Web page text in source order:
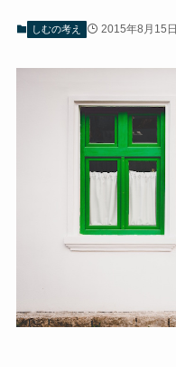
しむの考え 2015年8月15日